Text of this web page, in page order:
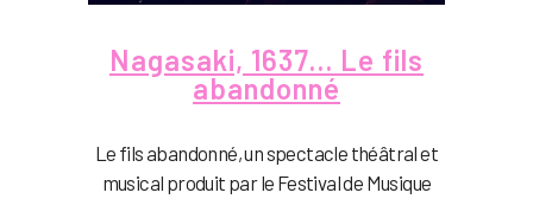
Nagasaki, 1637… Le fils
abandonné
Le fils abandonné, un spectacle théâtral et
musical produit par le Festival de Musique